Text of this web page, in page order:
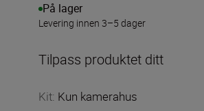
På lager
Levering innen 3–5 dager
Tilpass produktet ditt
Kit: Kun kamerahus